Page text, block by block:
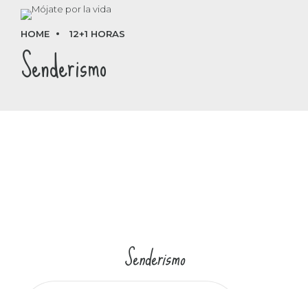
HOME 12+1 HORAS
Senderismo
Senderismo